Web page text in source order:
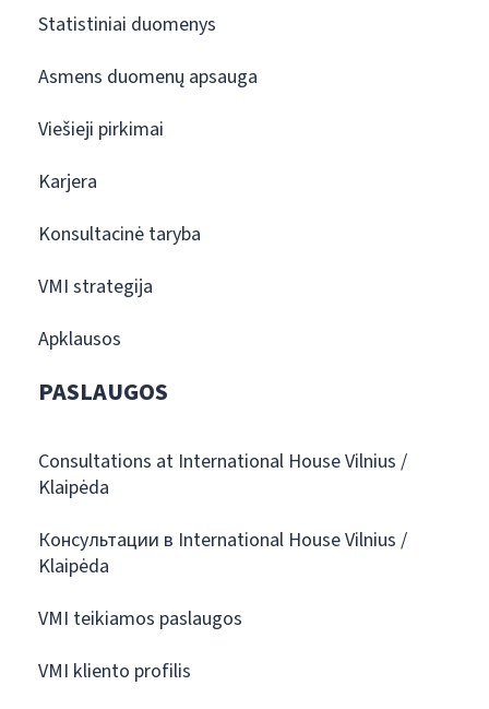
Statistiniai duomenys
Asmens duomenų apsauga
Viešieji pirkimai
Karjera
Konsultacinė taryba
VMI strategija
Apklausos
PASLAUGOS
Consultations at International House Vilnius /
Klaipėda
Консультации в International House Vilnius /
Klaipėda
VMI teikiamos paslaugos
VMI kliento profilis